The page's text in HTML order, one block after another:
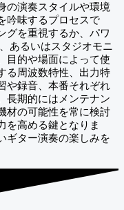
の演奏スタイルや環境
吟味するプロセスで
グを重視するか、パワ
あるいはスタジオモニ
目的や場面によって使
る周波数特性、出力特
や録音、本番それぞれ
長期的にはメンテナン
材の可能性を常に検討
を高める鍵となりま
ギター演奏の楽しみを